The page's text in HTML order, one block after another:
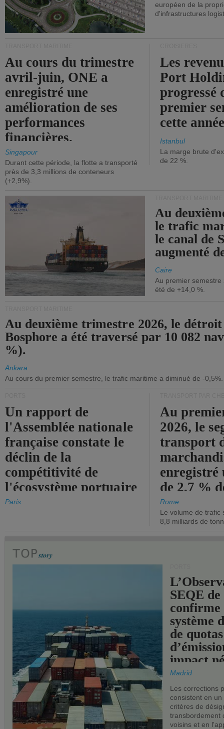
européen de la
d'infrastructures
Au cours du trimestre
avril-juin, ONE a
enregistré une
amélioration de ses
performances
financières.
Singapour
Durant cette période, la flotte a transporté
près de 3,3 millions de conteneurs
(+2,9%).
Les
Port
progressé
premier
cette
Istanbul
La marge brute
de 22 %.
Au
le trafic
le canal de
augmenté
Caire
Au premier
été de +14,0 %.
Au deuxième trimestre 2026, le
Bosphore a été traversé par 10 082
%).
Ankara
Au cours du premier semestre, le trafic maritime a diminué de -0,5%.
Un rapport de
l'Assemblée nationale
française constate le
déclin de la
compétitivité de
l'écosystème portuaire
de l'État.
Paris
Au
2026, le
transport
enregistré
de 2,7 %
chiffre
Rome
Le volume de trafic
8,8 milliards de
SEQE de
confirme
système
de quotas
impact
les ports
Madrid
Les corrections
consistent en
critères de
transbordement
voisins et en